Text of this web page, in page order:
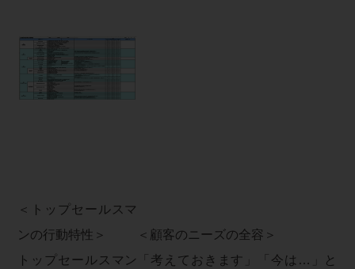
＜トップセールスマ
ンの行動特性＞
トップセールスマン
＜顧客のニーズの全容＞
「考えておきます」「今は…」と